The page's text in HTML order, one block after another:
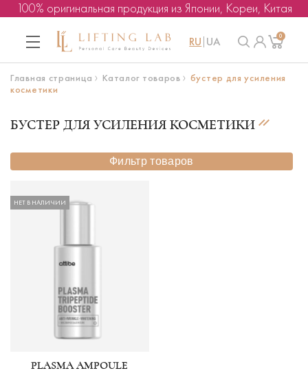
100% оригинальная продукция из Японии, Кореи, Китая
RU UA 0
Главная страница Каталог товаров
бустер для усиления
косметики
БУСТЕР ДЛЯ УСИЛЕНИЯ КОСМЕТИКИ
Фильтр товаров
НЕТ В НАЛИЧИИ
PLASMA AMPOULE